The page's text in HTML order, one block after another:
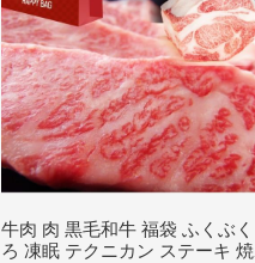
牛肉 肉 黒毛和牛 福袋 ふくぶく
ろ 凍眠 テクニカン ステーキ 焼